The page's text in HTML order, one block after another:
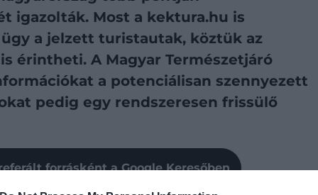
igazolták. Most a kektura.hu is
a jelzett turistautak, köztük az
érintheti. A Magyar Természetjáró
a potenciálisan szennyezett
pedig egy rendszeresen frissülő
forrásként a Google Keresőben